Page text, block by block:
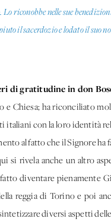
riconobbe nelle sue
il sacerdozio e lodato il suo
di gratitudine in don
e Chiesa; ha riconciliato
con la loro identità
al fatto che il Signore ha
si rivela anche un altro
diventare pienamente
reggia di Torino e poi
diversi aspetti